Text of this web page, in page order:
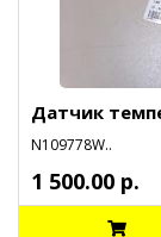
Датчик
N109778W..
1 500.00 р.